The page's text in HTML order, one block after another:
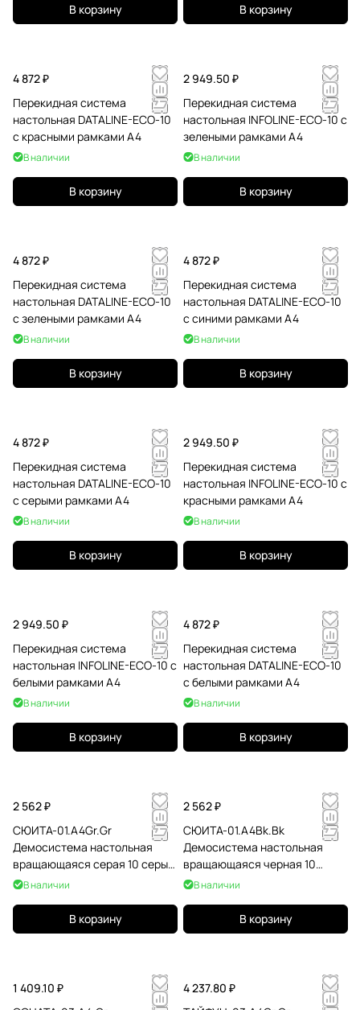
В корзину В корзину
4 872 ₽
Перекидная система
настольная DATALINE-ECO-10
с красными рамками А4
В наличии
В корзину
2 949.50 ₽
Перекидная система
настольная INFOLINE-ECO-10 с
зелеными рамками А4
В наличии
В корзину
4 872 ₽
Перекидная система
настольная DATALINE-ECO-10
с зелеными рамками А4
В наличии
В корзину
4 872 ₽
Перекидная система
настольная DATALINE-ECO-10
с синими рамками А4
В наличии
В корзину
4 872 ₽
Перекидная система
настольная DATALINE-ECO-10
с серыми рамками А4
В наличии
В корзину
2 949.50 ₽
Перекидная система
настольная INFOLINE-ECO-10 с
красными рамками А4
В наличии
В корзину
2 949.50 ₽
Перекидная система
настольная INFOLINE-ECO-10 с
белыми рамками А4
В наличии
В корзину
4 872 ₽
Перекидная система
настольная DATALINE-ECO-10
с белыми рамками А4
В наличии
В корзину
2 562 ₽
СЮИТА-01.А4Gr.Gr
Демосистема настольная
вращающаяся серая 10 серых
панелей А4
В наличии
В корзину
2 562 ₽
СЮИТА-01.А4Bk.Bk
Демосистема настольная
вращающаяся черная 10
черных панелей А4
В наличии
В корзину
1 409.10 ₽
4 237.80 ₽